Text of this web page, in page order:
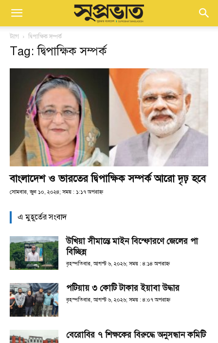
ট্যাগ দ্বিপাক্ষিক সম্পর্ক
Tag: দ্বিপাক্ষিক সম্পর্ক
বাংলাদেশ ও ভারতের দ্বিপাক্ষিক সম্পর্ক আরো দৃঢ় হবে
সোমবার, জুন ১০, ২০২৪; সময় : ১:১৭ অপরাহ্ণ
এ মুহূর্তের সংবাদ
উখিয়া সীমান্তে মাইন বিস্ফোরণে জেলের পা
বিচ্ছিন্ন
বৃহস্পতিবার, আগস্ট ৬, ২০২৬; সময় : ৪:১৪ অপরাহ্ণ
পটিয়ায় ৩ কোটি টাকার ইয়াবা উদ্ধার
বৃহস্পতিবার, আগস্ট ৬, ২০২৬; সময় : ৪:০৭ অপরাহ্ণ
বেরোবির ৭ শিক্ষকের বিরুদ্ধে অনুসন্ধান কমিটি